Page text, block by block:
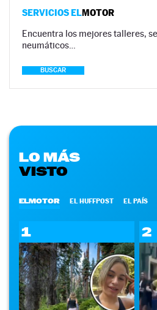
SERVICIOS ELMOTOR
Encuentra los mejores talleres,
neumáticos…
BUSCAR
LO MÁS
VISTO
ELMOTOR EL HUFFPOST EL PAÍS
1 2